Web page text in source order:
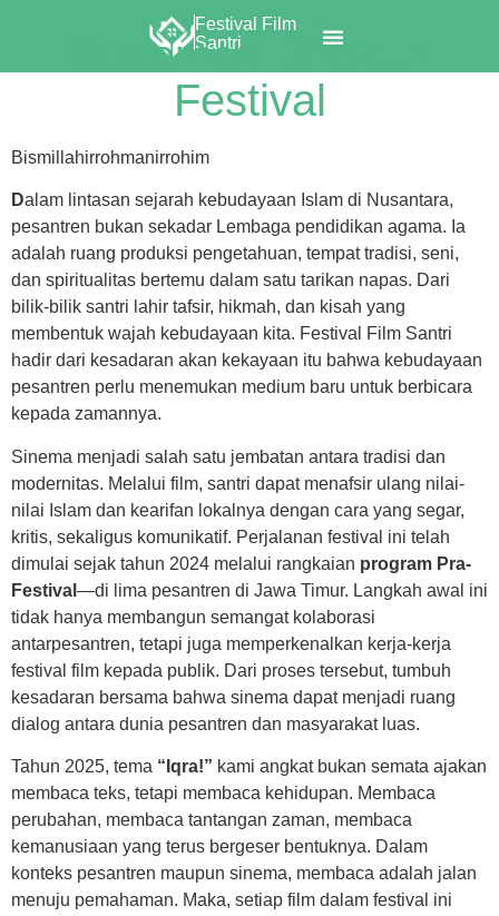
Festival Film
Santri
Statemen Direktur
Festival
Bismillahirrohmanirrohim
Dalam lintasan sejarah kebudayaan Islam di Nusantara,
pesantren bukan sekadar Lembaga pendidikan agama. Ia
adalah ruang produksi pengetahuan, tempat tradisi, seni,
dan spiritualitas bertemu dalam satu tarikan napas. Dari
bilik-bilik santri lahir tafsir, hikmah, dan kisah yang
membentuk wajah kebudayaan kita. Festival Film Santri
hadir dari kesadaran akan kekayaan itu bahwa kebudayaan
pesantren perlu menemukan medium baru untuk berbicara
kepada zamannya.
Sinema menjadi salah satu jembatan antara tradisi dan
modernitas. Melalui film, santri dapat menafsir ulang nilai-
nilai Islam dan kearifan lokalnya dengan cara yang segar,
kritis, sekaligus komunikatif. Perjalanan festival ini telah
dimulai sejak tahun 2024 melalui rangkaian program Pra-
Festival —di lima pesantren di Jawa Timur. Langkah awal ini
tidak hanya membangun semangat kolaborasi
antarpesantren, tetapi juga memperkenalkan kerja-kerja
festival film kepada publik. Dari proses tersebut, tumbuh
kesadaran bersama bahwa sinema dapat menjadi ruang
dialog antara dunia pesantren dan masyarakat luas.
Tahun 2025, tema “Iqra!” kami angkat bukan semata ajakan
membaca teks, tetapi membaca kehidupan. Membaca
perubahan, membaca tantangan zaman, membaca
kemanusiaan yang terus bergeser bentuknya. Dalam
konteks pesantren maupun sinema, membaca adalah jalan
menuju pemahaman. Maka, setiap film dalam festival ini